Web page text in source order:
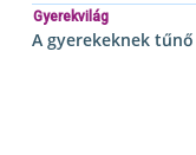
Gyerekvilág
A gyerekeknek